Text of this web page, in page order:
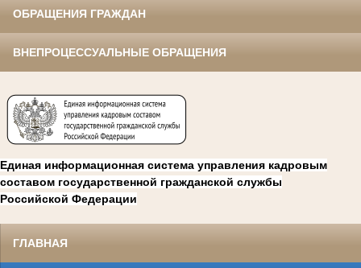
ОБРАЩЕНИЯ ГРАЖДАН
ВНЕПРОЦЕССУАЛЬНЫЕ ОБРАЩЕНИЯ
Единая информационная система управления кадровым
составом государственной гражданской службы
Российской Федерации
ГЛАВНАЯ